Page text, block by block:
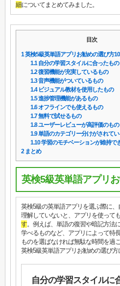
細についてまとめてみました。
目次
1英検5級英単語アプリお勧めの選び方
1.1自分の学習スタイルに合ったもの
1.2復習機能が充実しているもの
1.3音声機能がついているもの
1.4ビジュアル教材を使用したもの
1.5進捗管理機能があるもの
1.6オフラインでも使えるもの
1.7無料で試せるもの
1.8ユーザーレビューが高評価のもの
1.9単語のカテゴリー分けがされてい
1.10学習のモチベーションが維持で
2まとめ
英検5級英単語アプリ
英検5級の英単語アプリを選ぶ際に
理解していないと、アプリを使っても
す。例えば、単語の復習や暗記方法
学べるものなど、アプリによって特
ものを選ばなければ無駄な時間を過
英検5級英単語アプリお勧めの選び方
自分の学習スタイルに